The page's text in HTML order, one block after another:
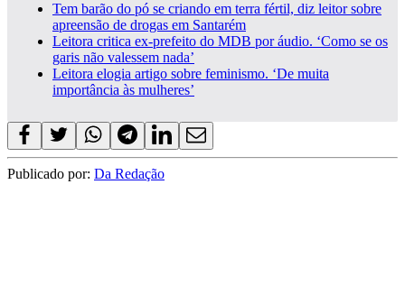
Tem barão do pó se criando em terra fértil, diz leitor sobre
apreensão de drogas em Santarém
Leitora critica ex-prefeito do MDB por áudio. ‘Como se os
garis não valessem nada’
Leitora elogia artigo sobre feminismo. ‘De muita
importância às mulheres’
Publicado por: Da Redação